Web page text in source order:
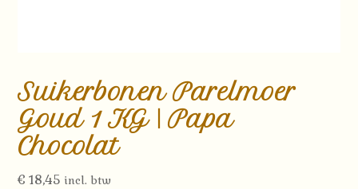
Suikerbonen Parelmoer
Goud 1 KG | Papa
Chocolat
€ 18,45 incl. btw